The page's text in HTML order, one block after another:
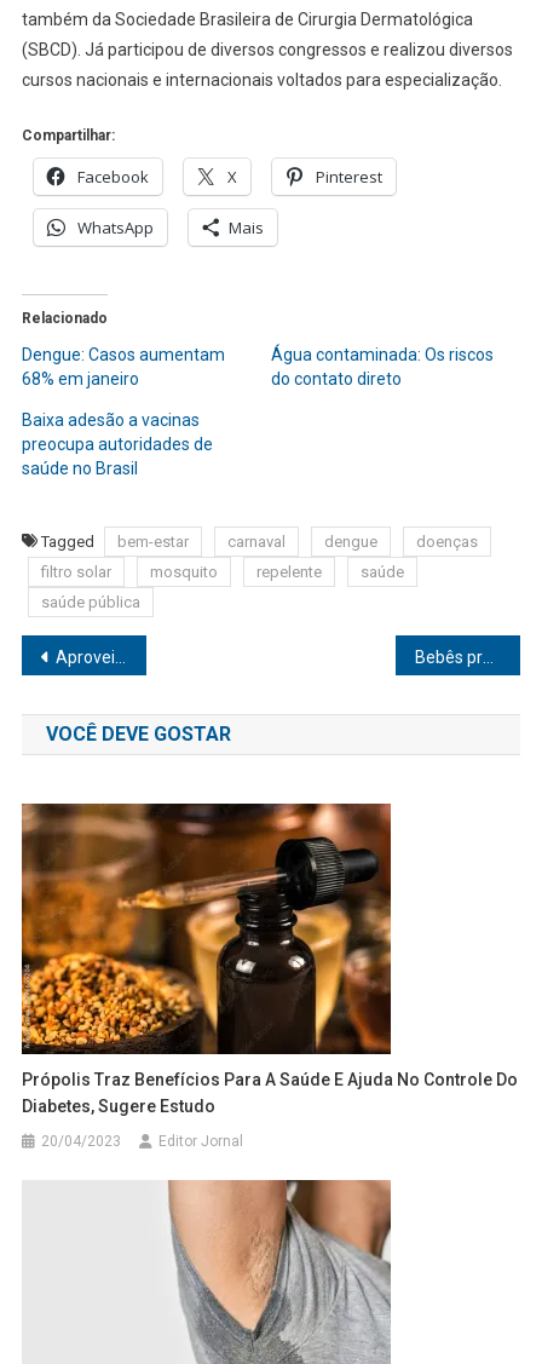
também da Sociedade Brasileira de Cirurgia Dermatológica
(SBCD). Já participou de diversos congressos e realizou diversos
cursos nacionais e internacionais voltados para especialização.
Compartilhar:
Facebook X Pinterest
WhatsApp Mais
Relacionado
Dengue: Casos aumentam
68% em janeiro
Água contaminada: Os riscos
do contato direto
Baixa adesão a vacinas
preocupa autoridades de
saúde no Brasil
Tagged bem-estar carnaval dengue
doenças
filtro solar
mosquito repelente
saúde
saúde pública
Navegação
de
Post
Aproveite a folia sem se descuidar da saúde
VOCÊ DEVE GOSTAR
Própolis Traz Benefícios Para A Saúde E Ajuda No Controle Do
Diabetes, Sugere Estudo
20/04/2023 Editor Jornal